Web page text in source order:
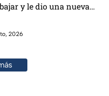
y le dio una nueva
2026